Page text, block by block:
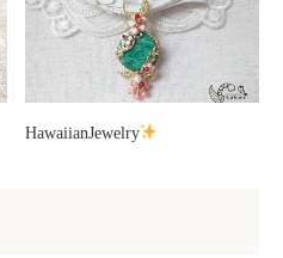
HawaiianJewelry